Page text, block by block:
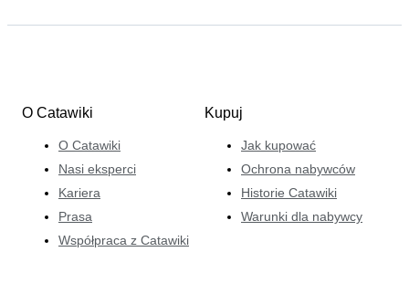
O Catawiki
O Catawiki
Nasi eksperci
Kariera
Prasa
Współpraca z Catawiki
Kupuj
Jak kupować
Ochrona nabywców
Historie Catawiki
Warunki dla nabywcy